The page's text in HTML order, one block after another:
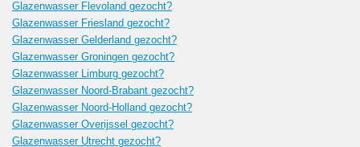
Glazenwasser Flevoland gezocht?
Glazenwasser Friesland gezocht?
Glazenwasser Gelderland gezocht?
Glazenwasser Groningen gezocht?
Glazenwasser Limburg gezocht?
Glazenwasser Noord-Brabant gezocht?
Glazenwasser Noord-Holland gezocht?
Glazenwasser Overijssel gezocht?
Glazenwasser Utrecht gezocht?